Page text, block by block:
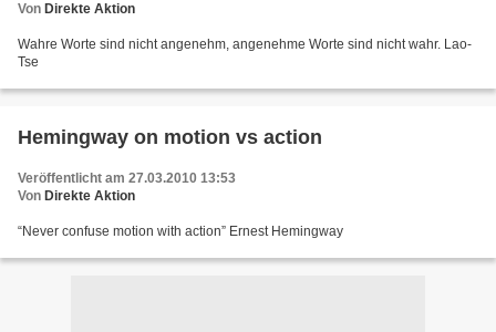
Von Direkte Aktion
Wahre Worte sind nicht angenehm, angenehme Worte sind nicht wahr. Lao-
Tse
Hemingway on motion vs action
Veröffentlicht am 27.03.2010 13:53
Von Direkte Aktion
“Never confuse motion with action” Ernest Hemingway